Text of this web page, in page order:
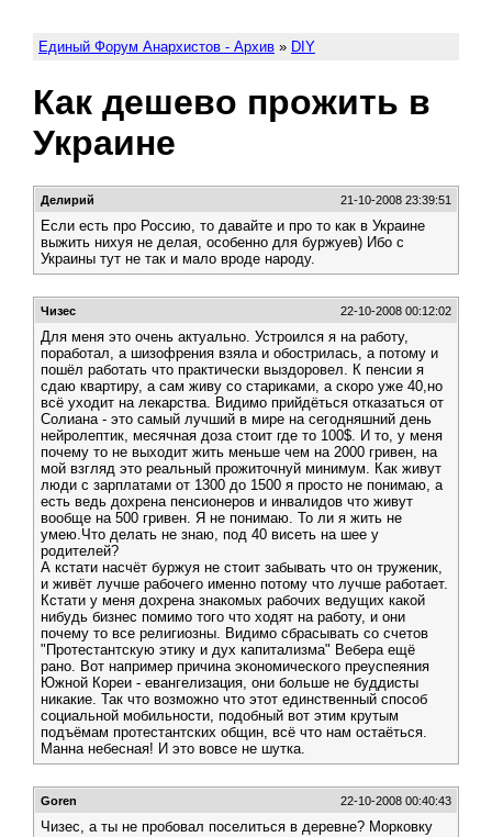
Единый Форум Анархистов - Архив » DIY
Как дешево прожить в
Украине
Делирий 21-10-2008 23:39:51
Если есть про Россию, то давайте и про то как в Украине
выжить нихуя не делая, особенно для буржуев) Ибо с
Украины тут не так и мало вроде народу.
Чизес 22-10-2008 00:12:02
Для меня это очень актуально. Устроился я на работу,
поработал, а шизофрения взяла и обострилась, а потому и
пошёл работать что практически выздоровел. К пенсии я
сдаю квартиру, а сам живу со стариками, а скоро уже 40,но
всё уходит на лекарства. Видимо прийдёться отказаться от
Солиана - это самый лучший в мире на сегодняшний день
нейролептик, месячная доза стоит где то 100$. И то, у меня
почему то не выходит жить меньше чем на 2000 гривен, на
мой взгляд это реальный прожиточнуй минимум. Как живут
люди с зарплатами от 1300 до 1500 я просто не понимаю, а
есть ведь дохрена пенсионеров и инвалидов что живут
вообще на 500 гривен. Я не понимаю. То ли я жить не
умею.Что делать не знаю, под 40 висеть на шее у
родителей?
А кстати насчёт буржуя не стоит забывать что он труженик,
и живёт лучше рабочего именно потому что лучше работает.
Кстати у меня дохрена знакомых рабочих ведущих какой
нибудь бизнес помимо того что ходят на работу, и они
почему то все религиозны. Видимо сбрасывать со счетов
"Протестантскую этику и дух капитализма" Вебера ещё
рано. Вот например причина экономического преуспеяния
Южной Кореи - евангелизация, они больше не буддисты
никакие. Так что возможно что этот единственный способ
социальной мобильности, подобный вот этим крутым
подъёмам протестантских общин, всё что нам остаёться.
Манна небесная! И это вовсе не шутка.
Goren 22-10-2008 00:40:43
Чизес, а ты не пробовал поселиться в деревне? Морковку